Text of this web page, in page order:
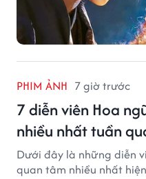
PHIM ẢNH 7 giờ trước
7 diễn viên Hoa
nhiều nhất tuần
Dưới đây là những diễn
quan tâm nhiều nhất